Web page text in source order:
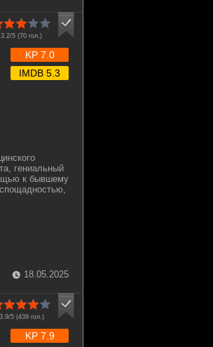
3.2/5 (70 гол.)
KP 7.0
IMDB 5.3
гениальный
к бывшему
18.05.2025
3.9/5 (439гол.)
KP 7.9